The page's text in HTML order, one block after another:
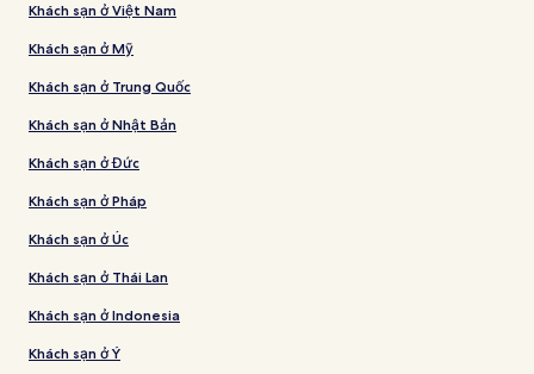
Khách sạn ở Việt Nam
Khách sạn ở Mỹ
Khách sạn ở Trung Quốc
Khách sạn ở Nhật Bản
Khách sạn ở Đức
Khách sạn ở Pháp
Khách sạn ở Úc
Khách sạn ở Thái Lan
Khách sạn ở Indonesia
Khách sạn ở Ý